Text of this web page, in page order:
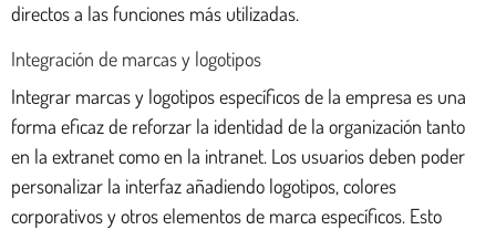
directos a las funciones más utilizadas.
Integración de marcas y logotipos
Integrar marcas y logotipos específicos de la empresa es una
forma eficaz de reforzar la identidad de la organización tanto
en la extranet como en la intranet. Los usuarios deben poder
personalizar la interfaz añadiendo logotipos, colores
corporativos y otros elementos de marca específicos. Esto